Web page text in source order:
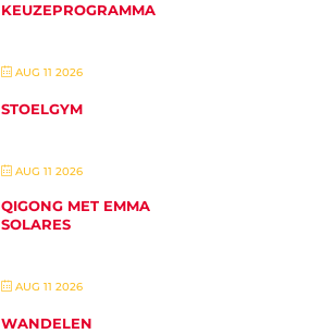
KEUZEPROGRAMMA
AUG 11 2026
STOELGYM
AUG 11 2026
QIGONG MET EMMA
SOLARES
AUG 11 2026
WANDELEN